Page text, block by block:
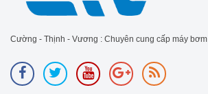
Cường - Thịnh - Vương : Chuyên cung cấp máy